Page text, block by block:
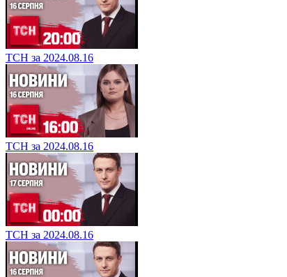
ТСН за 2024.08.16
ТСН за 2024.08.16
ТСН за 2024.08.16